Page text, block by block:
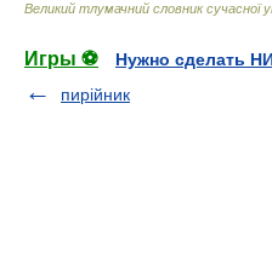
Великий тлумачний словник сучасної
Игры ⚽
Нужно сделать
пирійник